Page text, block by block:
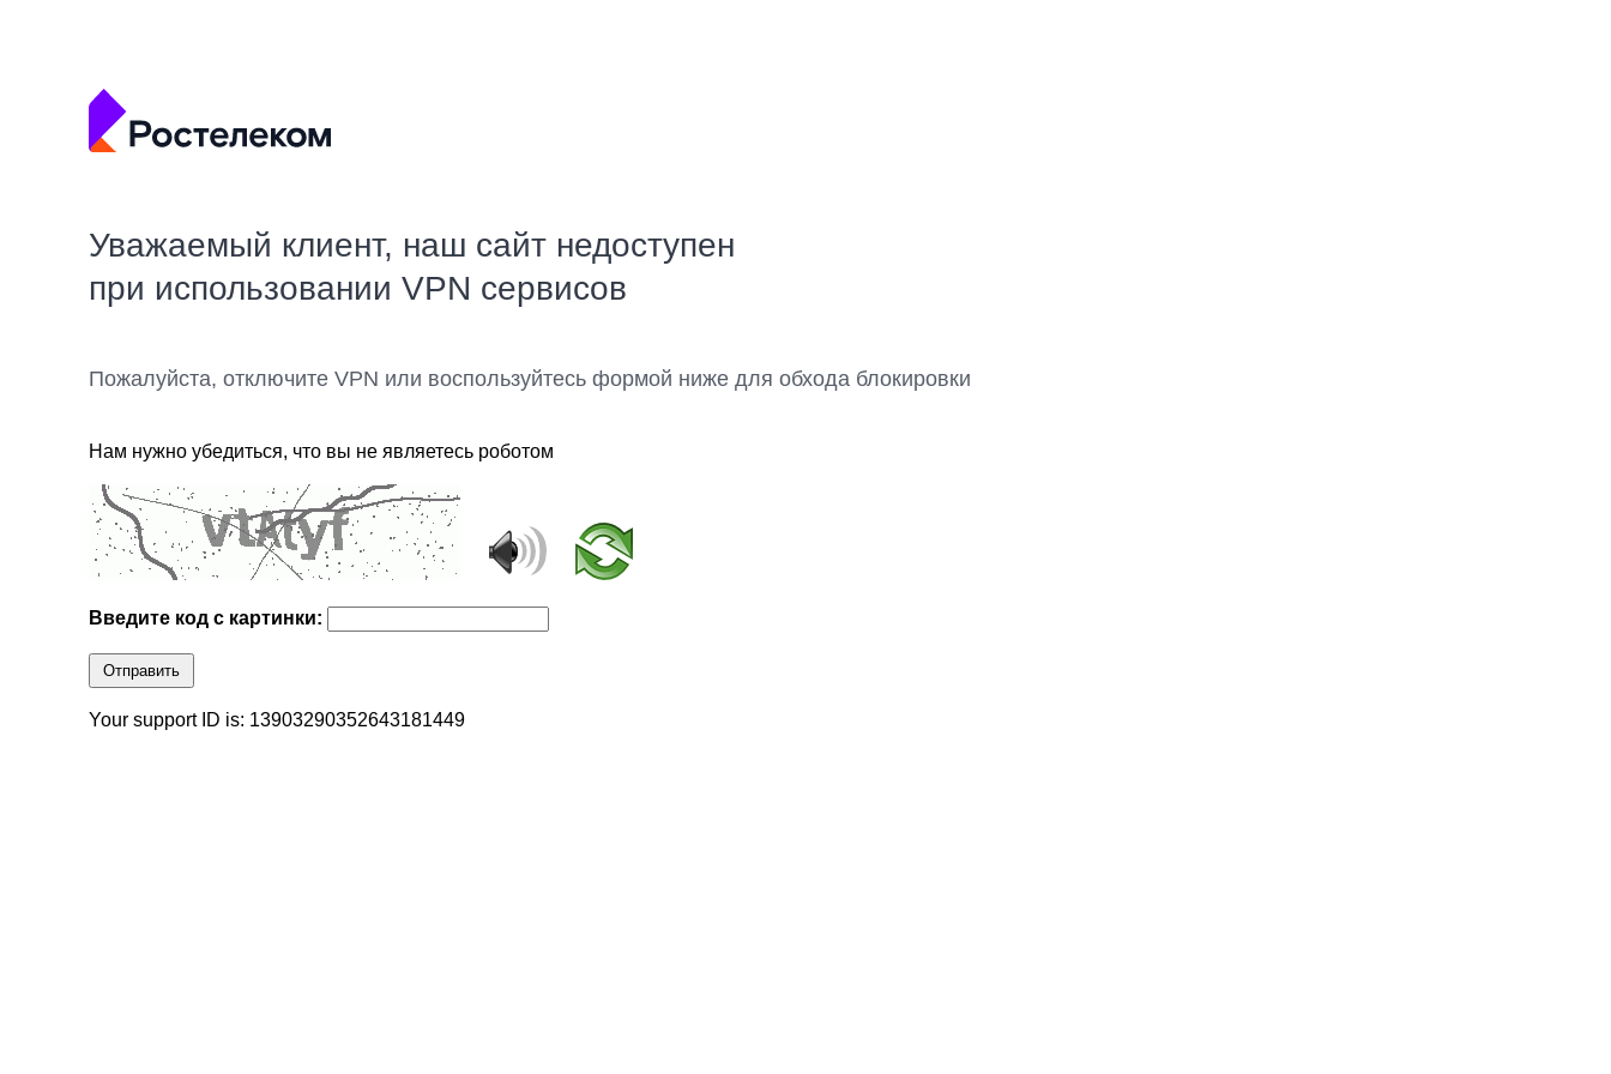
Уважаемый клиент, наш сайт недоступен
при использовании VPN сервисов
Пожалуйста, отключите VPN или воспользуйтесь формой ниже для обхода блокировки
Нам нужно убедиться, что вы не являетесь роботом
Введите код с картинки:
Отправить
Your support ID is: 13903290352643181449